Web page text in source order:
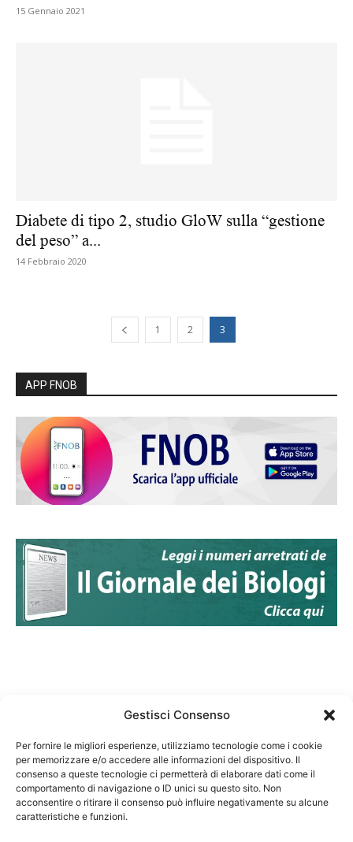
Gestisci Consenso
Per fornire le migliori esperienze, utilizziamo tecnologie come i cookie
per memorizzare e/o accedere alle informazioni del dispositivo. Il
consenso a queste tecnologie ci permetterà di elaborare dati come il
comportamento di navigazione o ID unici su questo sito. Non
acconsentire o ritirare il consenso può influire negativamente su alcune
caratteristiche e funzioni.
15 Gennaio 2021
Diabete di tipo 2, studio GloW sulla “gestione
del peso” a...
14 Febbraio 2020
1 2 3
APP FNOB
Federazione Nazionale Degli Ordini dei Biologi:
codice fiscale 80069130583
Responsabile sito internet www.fnob.it: Vincenzo